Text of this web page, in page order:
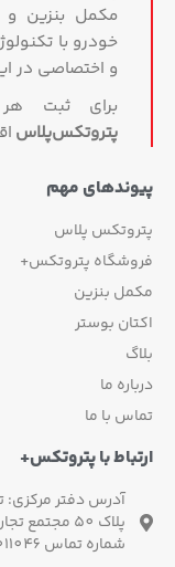
مکمل بنزین
خودرو با
و اختصاصی در
برای ثبت
پتروتکس‏‌پلاس
پیوندهای مهم
پتروتکس پلاس
فروشگاه پتروتکس+
مکمل بنزین
اکتان بوستر
بلاگ
درباره ما
تماس با ما
ارتباط با پتروتکس+
آدرس دفتر مرکزی:
پلاک 50 مجتمع تجاری مریم، طبقه 3، واحد 3
شماره تماس 02122011046